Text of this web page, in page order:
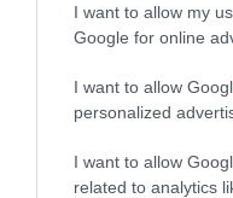
I want to allow my
Google for online
I want to allow
personalized
I want to allow
related to analytics